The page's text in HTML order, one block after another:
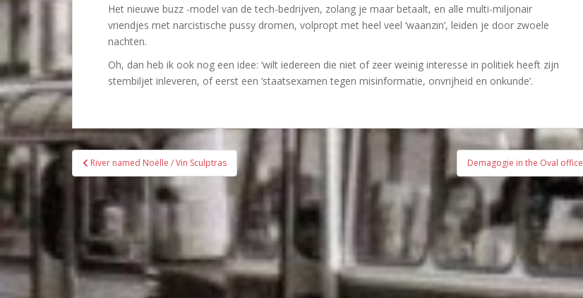
Het nieuwe buzz -model van de tech-bedrijven, zolang je maar betaalt, en alle multi-miljonair
vriendjes met narcistische pussy dromen, volpropt met heel veel ‘waanzin’, leiden je door zwoele
nachten.
Oh, dan heb ik ook nog een idee: ‘wilt iedereen die niet of zeer weinig interesse in politiek heeft zijn
stembiljet inleveren, of eerst een ‘staatsexamen tegen misinformatie, onvrijheid en onkunde’.
Bericht
navigatie
River named Noëlle / Vin Sculptras Demagogie in the Oval office